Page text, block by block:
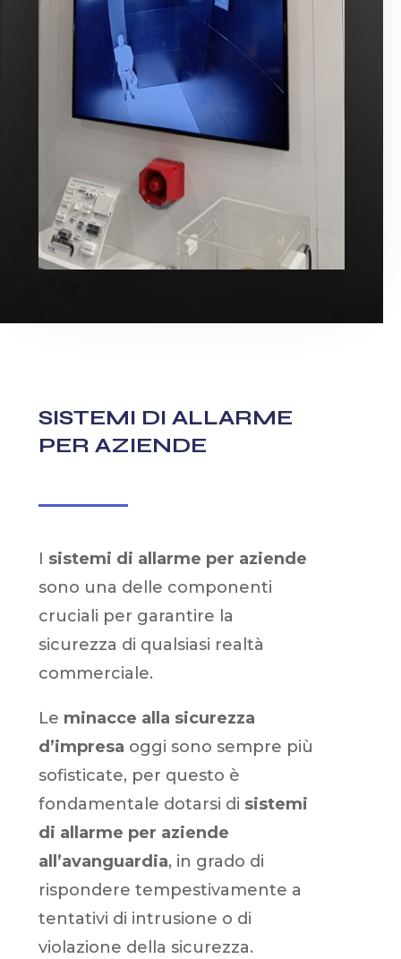
SISTEMI DI ALLARME
PER AZIENDE
I sistemi di allarme per aziende
sono una delle componenti
cruciali per garantire la
sicurezza di qualsiasi realtà
commerciale.
Le minacce alla sicurezza
d’impresa oggi sono sempre più
sofisticate, per questo è
fondamentale dotarsi di sistemi
di allarme per aziende
all’avanguardia, in grado di
rispondere tempestivamente a
tentativi di intrusione o di
violazione della sicurezza.